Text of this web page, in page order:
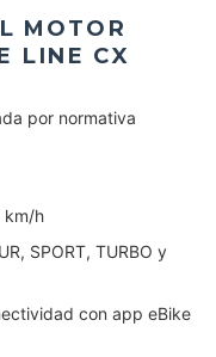
MOTOR
LINE CX
por normativa
km/h
SPORT, TURBO y
con app eBike